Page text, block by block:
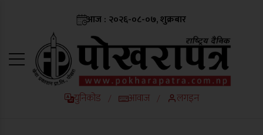
आज : २०२६-०८-०७, शुक्रबार
युनिकोड / आवाज / लगइन